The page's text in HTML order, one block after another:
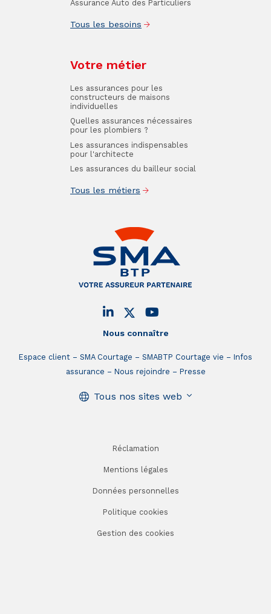
Nous connaître
Espace client SMA Courtage SMABTP Courtage vie
Infos
assurance
Nous rejoindre Presse
Tous nos sites web
Assurance Auto des Particuliers
Tous les besoins
Votre métier
Les assurances pour les
constructeurs de maisons
individuelles
Quelles assurances nécessaires
pour les plombiers ?
Les assurances indispensables
pour l'architecte
Les assurances du bailleur social
Tous les métiers
Réclamation
Mentions légales
Données personnelles
Politique cookies
Gestion des cookies